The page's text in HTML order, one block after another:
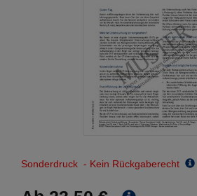
Sonderdruck - Kein Rückgaberecht